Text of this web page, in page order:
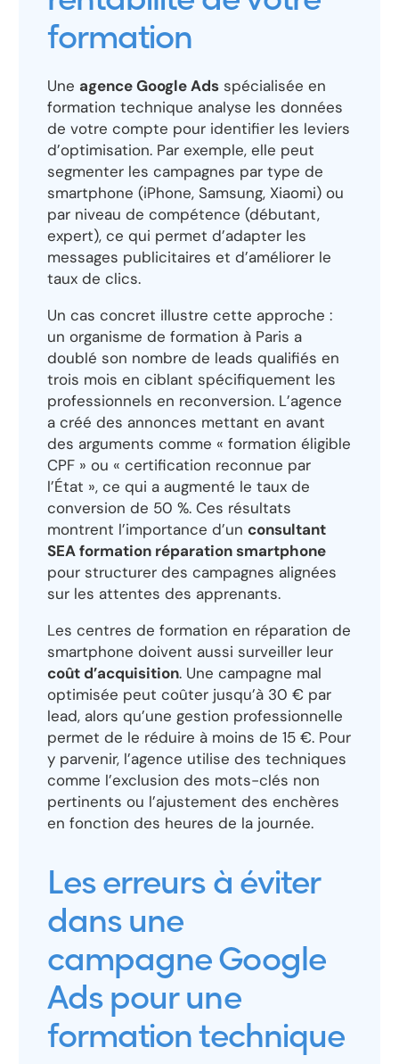
formation
Une agence Google Ads spécialisée en
formation technique analyse les données
de votre compte pour identifier les leviers
d’optimisation. Par exemple, elle peut
segmenter les campagnes par type de
smartphone (iPhone, Samsung, Xiaomi) ou
par niveau de compétence (débutant,
expert), ce qui permet d’adapter les
messages publicitaires et d’améliorer le
taux de clics.
Un cas concret illustre cette approche :
un organisme de formation à Paris a
doublé son nombre de leads qualifiés en
trois mois en ciblant spécifiquement les
professionnels en reconversion. L’agence
a créé des annonces mettant en avant
des arguments comme « formation éligible
CPF » ou « certification reconnue par
l’État », ce qui a augmenté le taux de
conversion de 50 %. Ces résultats
montrent l’importance d’un consultant
SEA formation réparation smartphone
pour structurer des campagnes alignées
sur les attentes des apprenants.
Les centres de formation en réparation de
smartphone doivent aussi surveiller leur
coût d’acquisition. Une campagne mal
optimisée peut coûter jusqu’à 30 € par
lead, alors qu’une gestion professionnelle
permet de le réduire à moins de 15 €. Pour
y parvenir, l’agence utilise des techniques
comme l’exclusion des mots-clés non
pertinents ou l’ajustement des enchères
en fonction des heures de la journée.
Les erreurs à éviter
dans une
campagne Google
Ads pour une
formation technique